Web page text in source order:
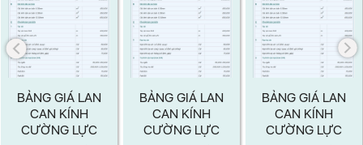
BẢNG GIÁ LAN
CAN KÍNH
CƯỜNG LỰC
BẢNG GIÁ LAN
CAN KÍNH
CƯỜNG LỰC
BẢNG GIÁ LAN
CAN KÍNH
CƯỜNG LỰC